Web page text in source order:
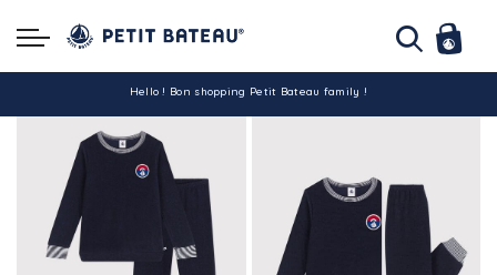
Hello ! Bon shopping Petit Bateau family !
La livraison est assurée partout en Tunisie !
-10% pour tout paiement par carte bancaire (hors promo)